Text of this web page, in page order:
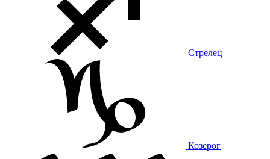
Стрелец
Козерог